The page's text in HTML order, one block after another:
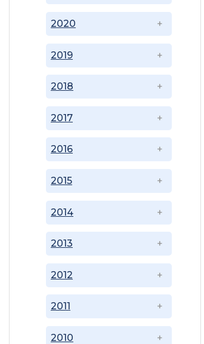
2010
2011
2012
2013
2014
2015
2016
2017
2018
2019
2020